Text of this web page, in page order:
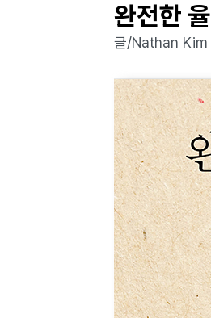
완전한
글/Nathan Kim